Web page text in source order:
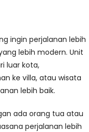
ingin perjalanan lebih
lebih modern. Unit
luar kota,
ke villa, atau wisata
lebih baik.
ada orang tua atau
perjalanan lebih